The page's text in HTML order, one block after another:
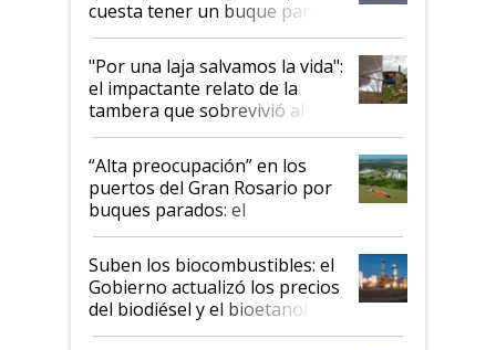
cuesta tener un buque parado
y el peligro de que Argentina
pase a ser "país sucio"
"Por una laja salvamos la vida":
el impactante relato de la
tambera que sobrevivió al
tornado
“Alta preocupación” en los
puertos del Gran Rosario por
buques parados: el
funcionamiento de las
exportadoras en tensión tras
la medida de fuerza de los
prácticos
Suben los biocombustibles: el
Gobierno actualizó los precios
del biodiésel y el bioetanol